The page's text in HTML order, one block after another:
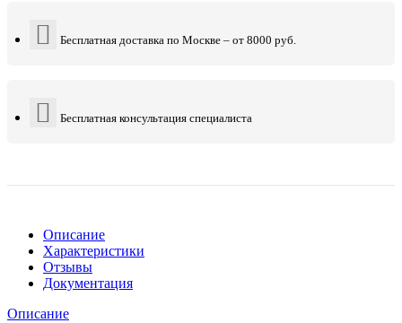
Бесплатная доставка по Москве – от 8000 руб.
Бесплатная консультация специалиста
Описание
Характеристики
Отзывы
Документация
Описание